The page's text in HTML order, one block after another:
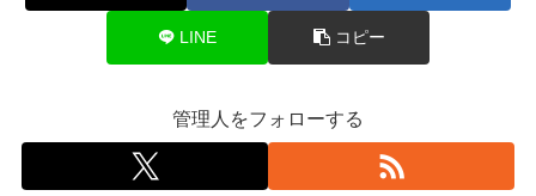
LINE コピー
管理人をフォローする